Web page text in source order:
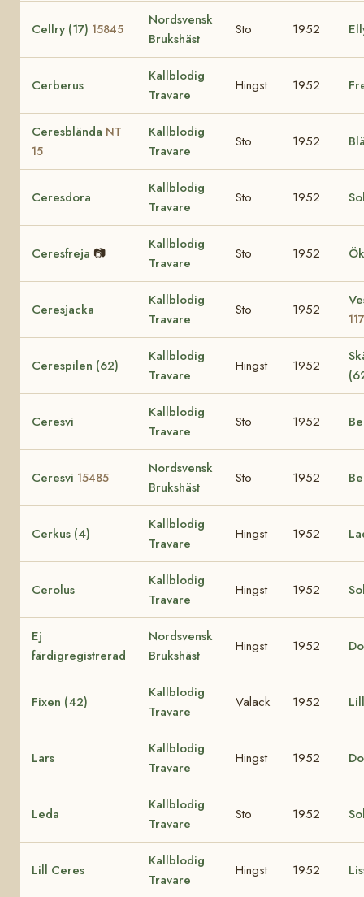
Cellry (17) 15845
Nordsvensk
Brukshäst
Sto 1952
Cerberus
Kallblodig
Travare
Hingst 1952
Ceresblända NT
15
Kallblodig
Travare
Sto 1952
Ceresdora
Kallblodig
Travare
Sto 1952
Ceresfreja 📷
Kallblodig
Travare
Sto 1952
Ceresjacka
Kallblodig
Travare
Sto 1952
Cerespilen (62)
Kallblodig
Travare
Hingst 1952
Ceresvi
Kallblodig
Travare
Sto 1952
Ceresvi 15485
Nordsvensk
Brukshäst
Sto 1952
Cerkus (4)
Kallblodig
Travare
Hingst 1952
Cerolus
Kallblodig
Travare
Hingst 1952
Ej
färdigregistrerad
Nordsvensk
Brukshäst
Hingst 1952
Fixen (42)
Kallblodig
Travare
Valack 1952
Lars
Kallblodig
Travare
Hingst 1952
Leda
Kallblodig
Travare
Sto 1952
Lill Ceres
Kallblodig
Travare
Hingst 1952